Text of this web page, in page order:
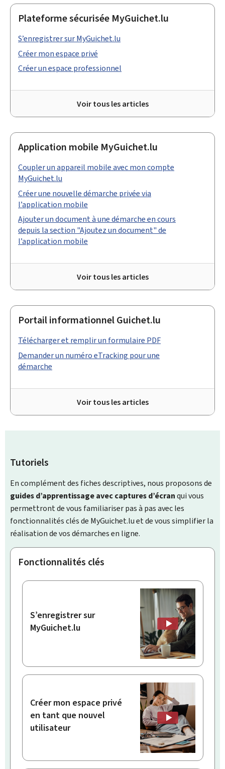
Plateforme sécurisée MyGuichet.lu
Voir tous les articles
S’enregistrer sur MyGuichet.lu
Créer mon espace privé
Créer un espace professionnel
Application mobile MyGuichet.lu
Voir tous les articles
Coupler un appareil mobile avec mon compte
MyGuichet.lu
Créer une nouvelle démarche privée via
l’application mobile
Ajouter un document à une démarche en cours
depuis la section "Ajoutez un document" de
l’application mobile
Portail informationnel Guichet.lu
Voir tous les articles
Télécharger et remplir un formulaire PDF
Demander un numéro eTracking pour une
démarche
Tutoriels
En complément des fiches descriptives, nous proposons de
guides d’apprentissage avec captures d’écranqui vous
permettront de vous familiariser pas à pas avec les
fonctionnalités clés de MyGuichet.lu et de vous simplifier la
réalisation de vos démarches en ligne.
Fonctionnalités clés
S’enregistrer sur
MyGuichet.lu
Créer mon espace privé
en tant que nouvel
utilisateur